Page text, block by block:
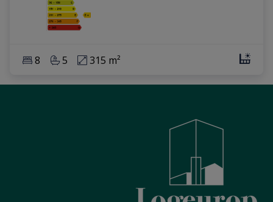
8 5 315 m²